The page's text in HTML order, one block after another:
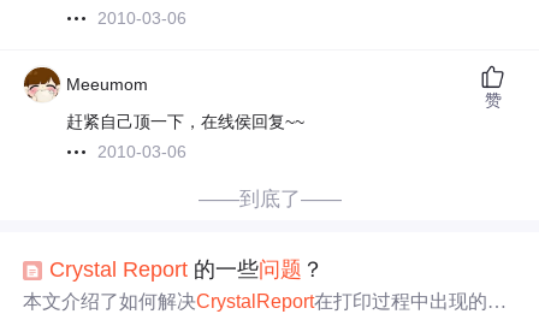
2010-03-06
Meeumom
赶紧自己顶一下，在线侯回复~~
2010-03-06
赞
——到底了——
Crystal Report 的一些问题 ？
本文介绍了如何解决Crystal Report在打印过程中出现的pag